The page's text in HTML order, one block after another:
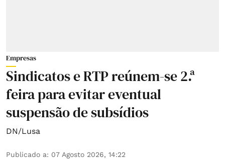
Empresas
Sindicatos e RTP reúnem-se 2.ª
feira para evitar eventual
suspensão de subsídios
DN/Lusa
Publicado a: 07 Agosto 2026, 14:22